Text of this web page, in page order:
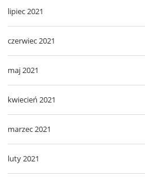
lipiec 2021
czerwiec 2021
maj 2021
kwiecień 2021
marzec 2021
luty 2021